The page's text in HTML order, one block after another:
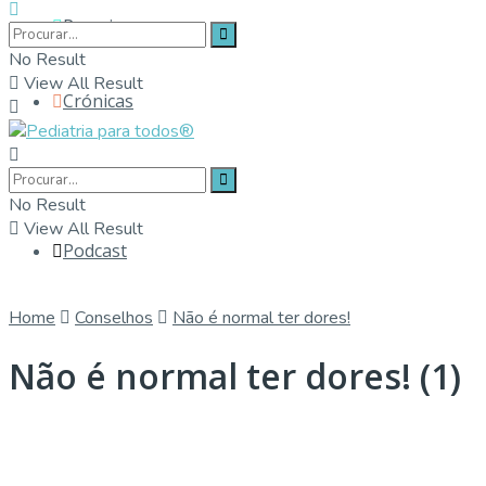
Parceiros
Crónicas
Contactos
Podcast
No Result
View All Result
No Result
View All Result
Home Conselhos Não é normal ter dores!
Não é normal ter dores! (1)